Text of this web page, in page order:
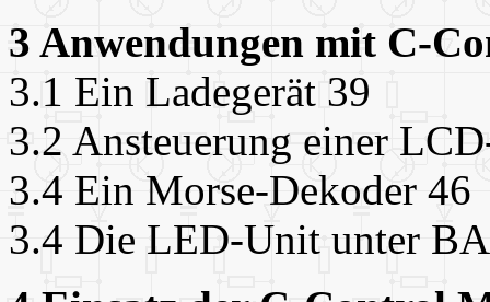
3 Anwendungen mit C-
3.1 Ein Ladegerät 39
3.2 Ansteuerung einer
3.4 Ein Morse-Dekoder 46
3.4 Die LED-Unit unter